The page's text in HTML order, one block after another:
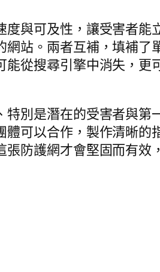
與可及性，讓受害者能
站。兩者互補，填補
從搜尋引擎中消失，
別是潛在的受害者與第
可以合作，製作清晰
防護網才會堅固而有